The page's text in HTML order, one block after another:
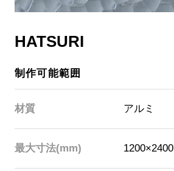
HATSURI
制作可能範囲
材質 アルミ
最大寸法(mm) 1200×2400